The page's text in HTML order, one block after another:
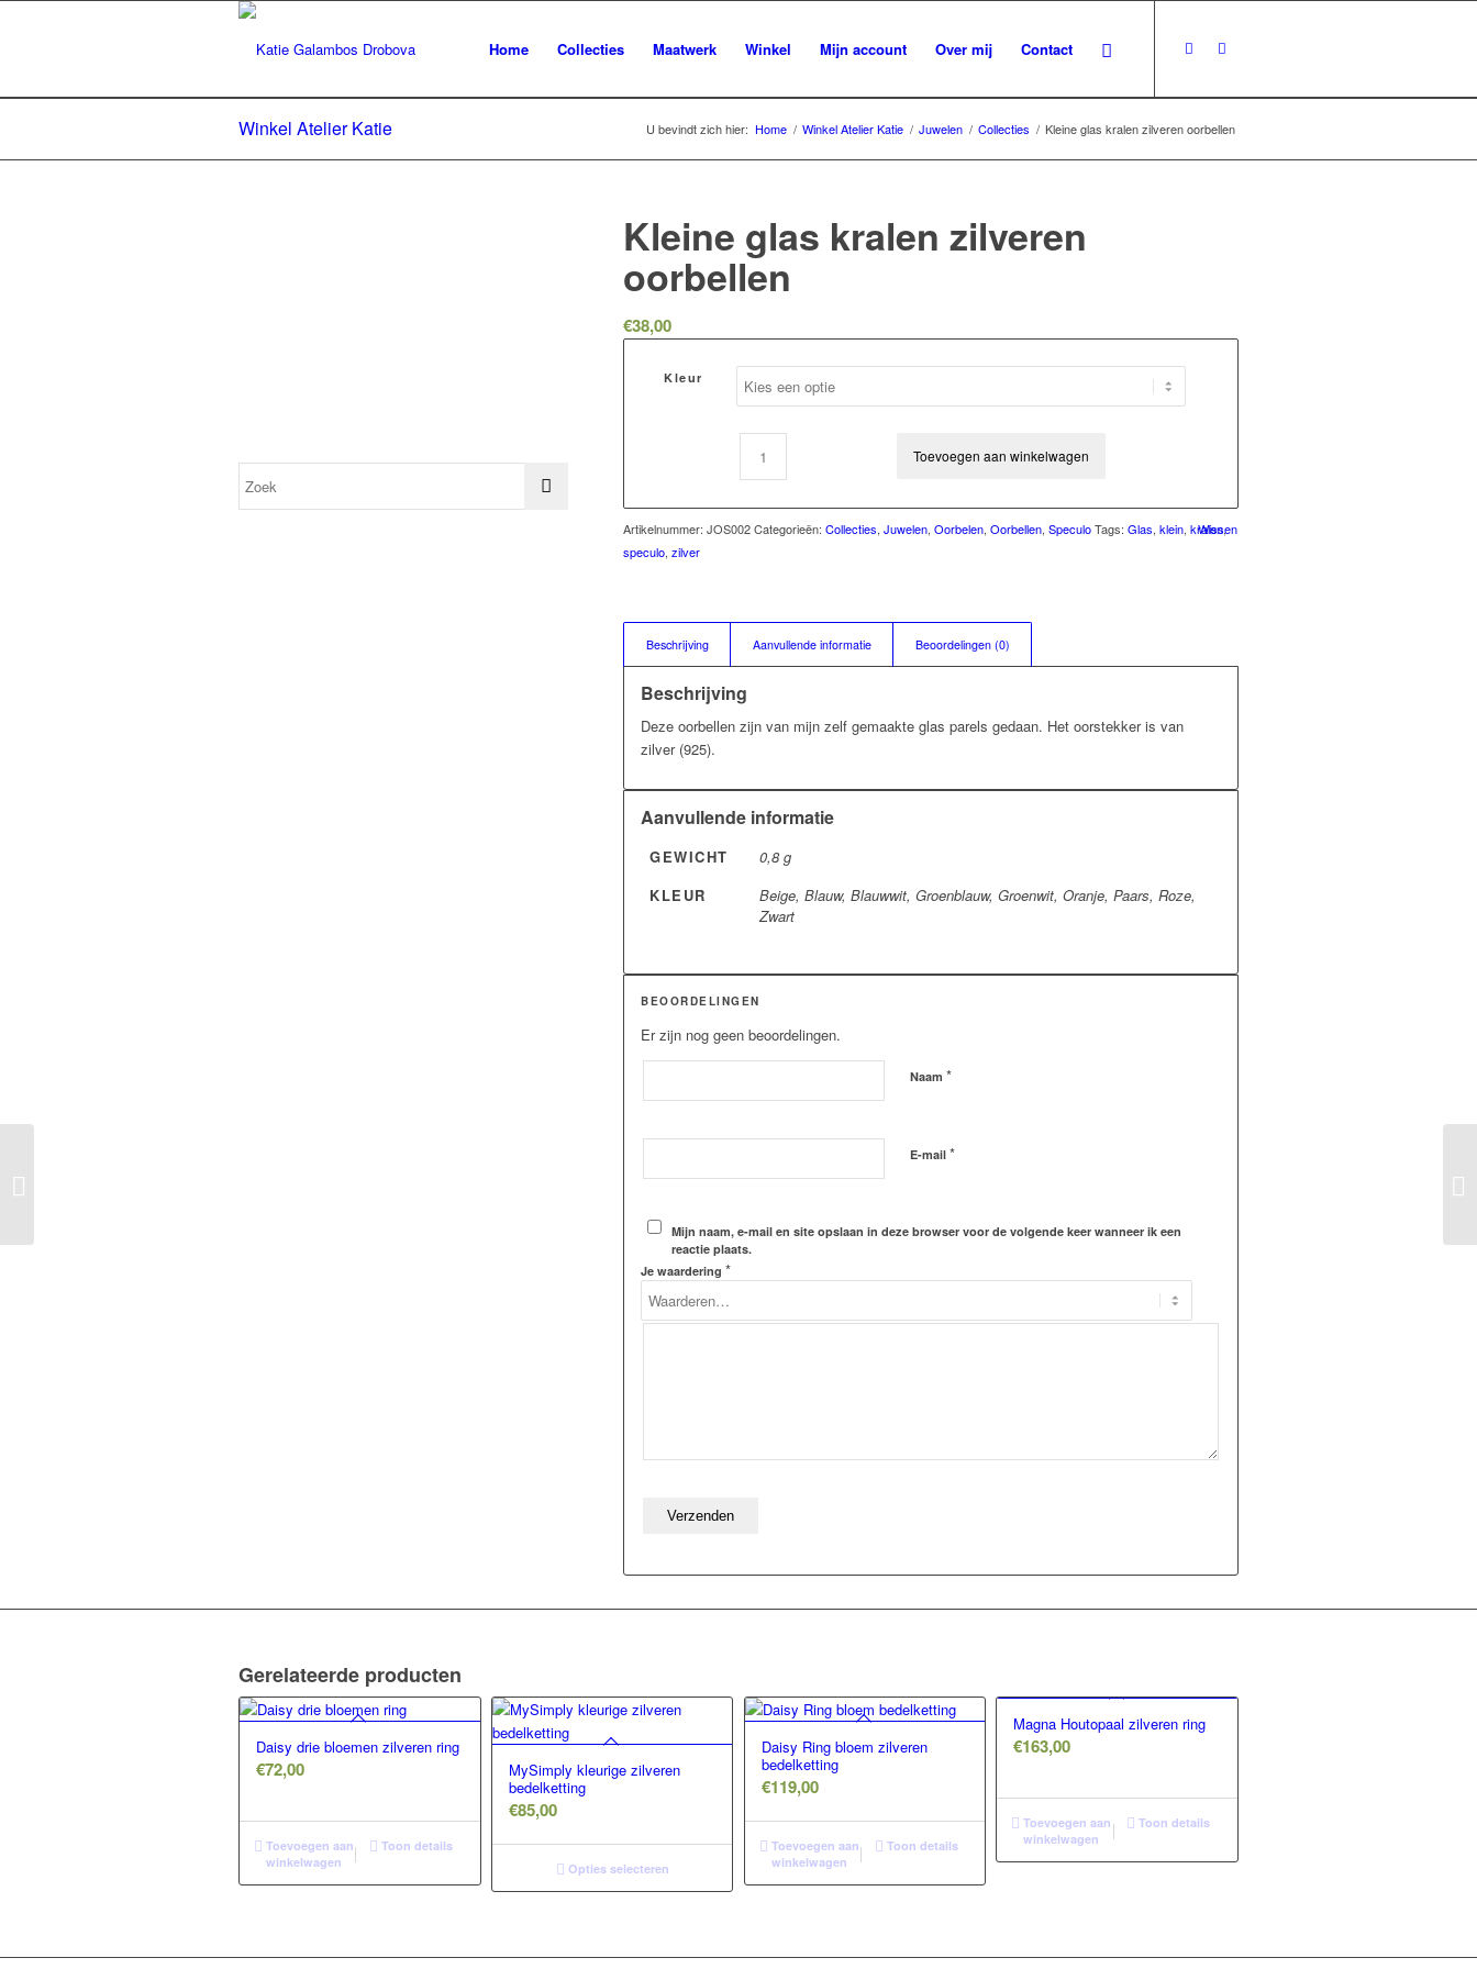
Home Collecties Maatwerk Winkel Mijn account Over mij Contact
Winkel Atelier Katie U bevindt zich hier: Home / Winkel Atelier Katie / Juwelen / Collecties / Kleine glas kralen zilveren oorbellen
Kleine glas kralen zilveren
oorbellen
€38,00
Kleur
Wissen
Toevoegen aan winkelwagen
Artikelnummer:JOS002 Categorieën:Collecties,Juwelen,Oorbelen,Oorbellen,Speculo Tags:Glas,klein,kralen,
speculo,zilver
Beschrijving Aanvullende informatie Beoordelingen (0)
Beschrijving
Deze oorbellen zijn van mijn zelf gemaakte glas parels gedaan. Het oorstekker is van
zilver (925).
Aanvullende informatie
GEWICHT
0,8 g
KLEUR
Beige, Blauw, Blauwwit, Groenblauw, Groenwit, Oranje, Paars, Roze,
Zwart
BEOORDELINGEN
Er zijn nog geen beoordelingen.
Naam*
E-mail*
Mijn naam, e-mail en site opslaan in deze browser voor de volgende keer wanneer ik een
reactie plaats.
Je waardering*
Gerelateerde producten
Daisy drie bloemen zilveren ring
€72,00
Toevoegen aan
winkelwagen
Toon details
MySimply kleurige zilveren
bedelketting
€85,00
Opties selecteren
Daisy Ring bloem zilveren
bedelketting
€119,00
Toevoegen aan
winkelwagen
Toon details
Magna Houtopaal zilveren ring
€163,00
Toevoegen aan
winkelwagen
Toon details